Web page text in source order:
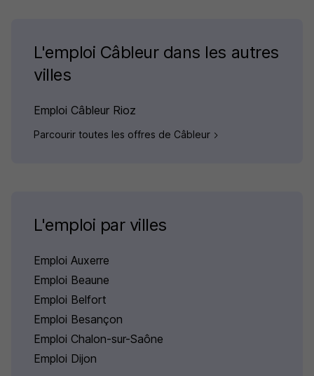
L'emploi Câbleur dans les autres
villes
Emploi Câbleur Rioz
Parcourir toutes les offres de Câbleur
L'emploi par villes
Emploi Auxerre
Emploi Beaune
Emploi Belfort
Emploi Besançon
Emploi Chalon-sur-Saône
Emploi Dijon